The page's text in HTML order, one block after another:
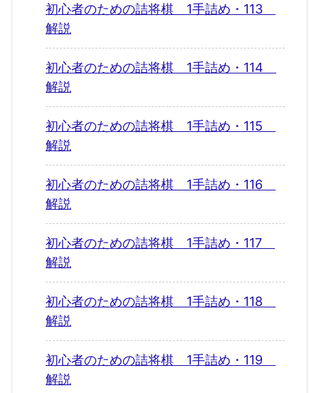
初心者のための詰将棋 1手詰め・113
解説
初心者のための詰将棋 1手詰め・114
解説
初心者のための詰将棋 1手詰め・115
解説
初心者のための詰将棋 1手詰め・116
解説
初心者のための詰将棋 1手詰め・117
解説
初心者のための詰将棋 1手詰め・118
解説
初心者のための詰将棋 1手詰め・119
解説